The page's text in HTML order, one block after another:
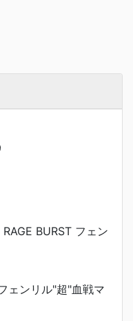
BURST フェン
ェンリル"超"血戦マ